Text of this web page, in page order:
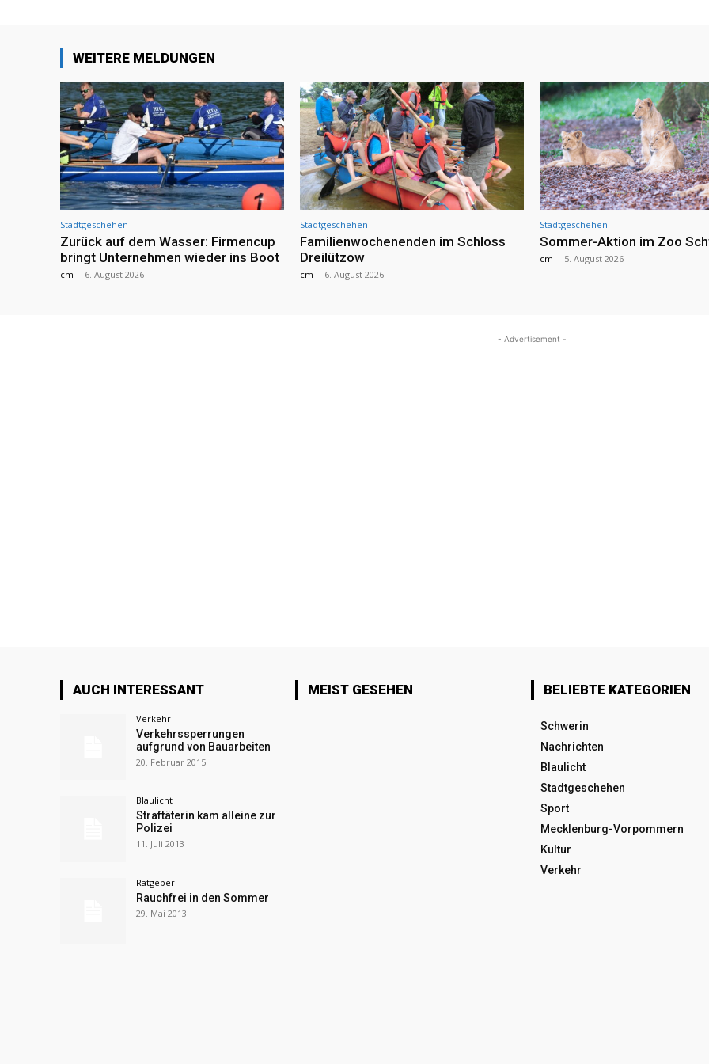
WEITERE MELDUNGEN
Stadtgeschehen
Zurück auf dem Wasser: Firmencup
bringt Unternehmen wieder ins Boot
cm - 6. August 2026
Stadtgeschehen
Familienwochenenden im Schloss
Dreilützow
cm - 6. August 2026
Stadtgeschehen
Sommer-Aktion im Zoo
cm - 5. August 2026
- Advertisement -
AUCH INTERESSANT
Verkehr
Verkehrssperrungen
aufgrund von Bauarbeiten
20. Februar 2015
Blaulicht
Straftäterin kam alleine zur
Polizei
11. Juli 2013
Ratgeber
Rauchfrei in den Sommer
29. Mai 2013
MEIST GESEHEN BELIEBTE KATEGORIEN
Schwerin
Nachrichten
Blaulicht
Stadtgeschehen
Sport
Mecklenburg-Vorpommern
Kultur
Verkehr